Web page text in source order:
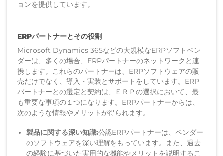
ョンを提供しています。
ERPパートナーとその役割
Microsoft Dynamics 365などの大規模なERPソフトベン
ダーは、多くの場合、ERPパートナーのネットワークと連
携します。これらのパートナーは、ERPソフトウェアの販
売だけでなく、導入・実装とサポートをしています。ERP
パートナーとの選定と契約は、ＥＲＰの選択において、最
も重要な事項の１つになります。ERPパートナーからは、
次のような情報やメリットが得られます。
製品に関する深い知識:公認ERPパートナーは、ベンダー
のソフトウェアを深い理解をもっています。また、過去
の経験に基づいた実用的な機能やメリット を説明するこ